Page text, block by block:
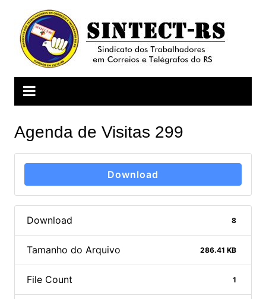
conteúdo
Agenda de Visitas 299
Download
Download 8
Tamanho do Arquivo 286.41 KB
File Count 1